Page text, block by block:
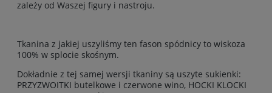
zależy od Waszej figury i nastroju.
Tkanina z jakiej uszyliśmy ten fason spódnicy to wiskoza
100% w splocie skośnym.
Dokładnie z tej samej wersji tkaniny są uszyte sukienki:
PRZYZWOITKI butelkowe i czerwone wino, HOCKI KLOCKI